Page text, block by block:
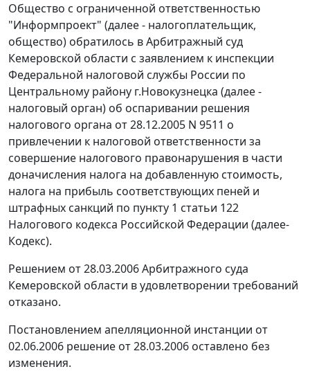
Общество с ограниченной ответственностью
"Информпроект" (далее - налогоплательщик,
общество) обратилось в Арбитражный суд
Кемеровской области с заявлением к инспекции
Федеральной налоговой службы России по
Центральному району г.Новокузнецка (далее -
налоговый орган) об оспаривании решения
налогового органа от 28.12.2005 N 9511 о
привлечении к налоговой ответственности за
совершение налогового правонарушения в части
доначисления налога на добавленную стоимость,
налога на прибыль соответствующих пеней и
штрафных санкций по пункту 1 статьи 122
Налогового кодекса Российской Федерации (далее-
Кодекс).
Решением от 28.03.2006 Арбитражного суда
Кемеровской области в удовлетворении требований
отказано.
Постановлением апелляционной инстанции от
02.06.2006 решение от 28.03.2006 оставлено без
изменения.